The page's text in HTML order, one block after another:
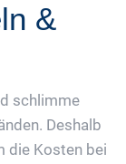
&
schlimme
Deshalb
die Kosten bei